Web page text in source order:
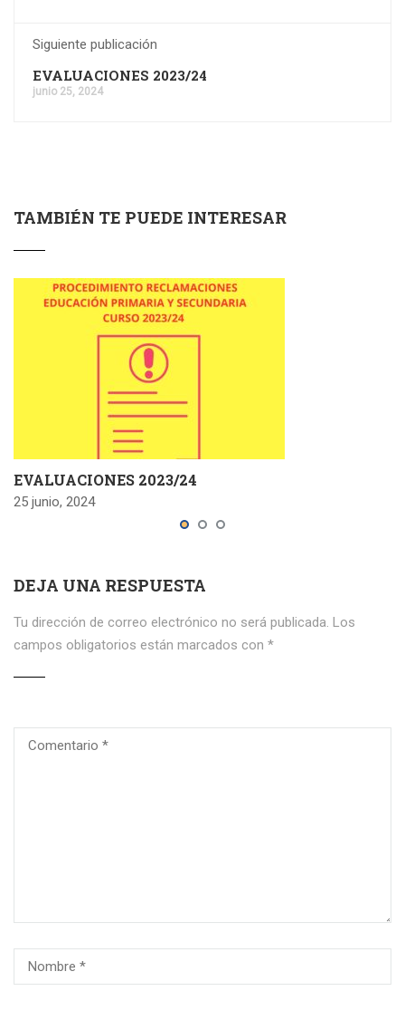
Siguiente publicación
EVALUACIONES 2023/24
junio 25, 2024
TAMBIÉN TE PUEDE INTERESAR
EVALUACIONES 2023/24
25 junio, 2024
DEJA UNA RESPUESTA
Tu dirección de correo electrónico no será publicada. Los
campos obligatorios están marcados con *